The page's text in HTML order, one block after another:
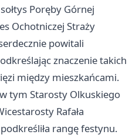
Poręby Górnej
Ochotniczej Straży
powitali
znaczenie takich
między mieszkańcami.
tym Starosty Olkuskiego
Rafała
rangę festynu.